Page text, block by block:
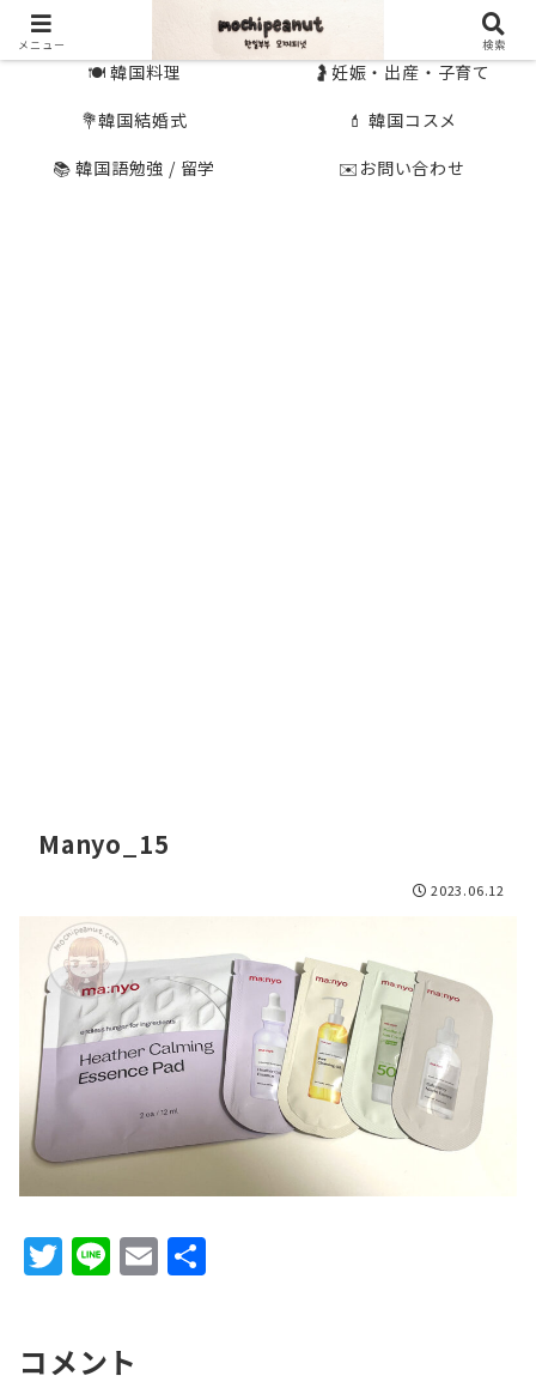
🍽 韓国料理
🤰妊娠・出産・子育て
💐韓国結婚式
💄 韓国コスメ
📚 韓国語勉強 / 留学
✉️お問い合わせ
Manyo_15
2023.06.12
T
w
te
Li
n
E
m
コメント
メニュー 検索